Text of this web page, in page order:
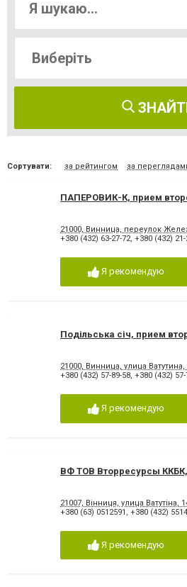
Сортувати: за рейтингом за
ПАПЕРОВИК-К, прием
21000, Винница, переулок
+380 (432) 63-27-72, +380 (432) 21-
Я рекомендую
Подільська січ, прием
21000, Винница, улица Ватутина,
+380 (432) 57-89-58, +380 (432) 57-
Я рекомендую
ВФ ТОВ Вторресурсы
21007, Вінниця, улица
+380 (63) 0512591 , +380 (432)
Я рекомендую